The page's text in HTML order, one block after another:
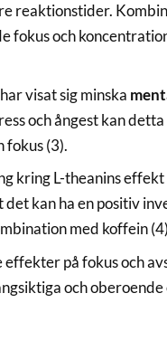
reaktionstider.
fokus och
visat sig minska
och ångest kan
(3).
kring L-theanins
kan ha en positiv
med koffein
på fokus och
och